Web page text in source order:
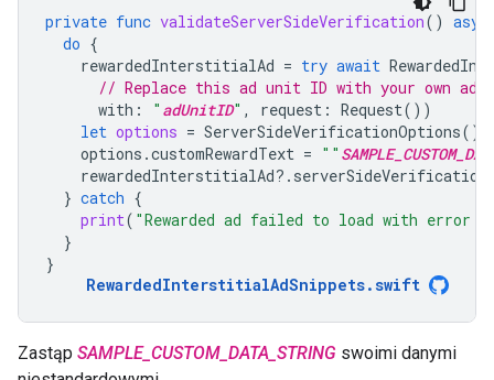
private func validateServerSideVerification()
do {
rewardedInterstitialAd = try await
// Replace this ad unit ID with your own ad
with : " adUnitID" , request : Request())
let options = ServerSideVerificationOptions()
options .customRewardText = ""
rewardedInterstitialAd?.
} catch {
print( "Rewarded ad failed to load with error:
}
}
RewardedInterstitialAdSnippets.swift
Zastąp SAMPLE_CUSTOM_DATA_STRING swoimi danymi